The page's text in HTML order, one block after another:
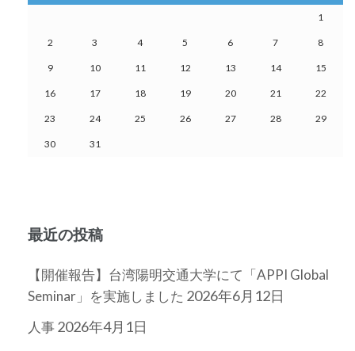
ー
1
2 3 4 5 6 7 8
9 10 11 12 13 14 15
16 17 18 19 20 21 22
23 24 25 26 27 28 29
30 31
最近の投稿
【開催報告】台湾陽明交通大学にて「APPI Global
Seminar」を実施しました 2026年6月12日
人事2026年4月1日